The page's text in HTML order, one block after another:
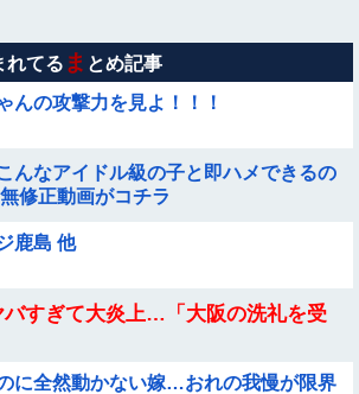
れてる ま とめ記事
んの攻撃力を見よ！！！
んなアイドル級の子と即ハメできるの
修正動画がコチラ
鹿島 他
バすぎて大炎上…「大阪の洗礼を受
に全然動かない嫁…おれの我慢が限界